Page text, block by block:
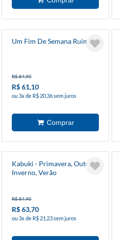
Um Fim De Semana Ruim
R$ 84,90
R$ 61,10
ou 3x de R$ 20,36 sem juros
Kabuki - Primavera, Outono,
Inverno, Verão
R$ 84,90
R$ 63,70
ou 3x de R$ 21,23 sem juros